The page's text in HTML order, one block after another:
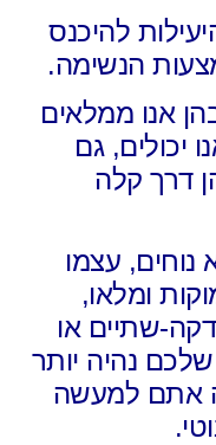
להיכנס
הנשימה.
אנו ממלאים
יכולים,גם
דרך קלה
עצמו
ומלאו,
שתיים או
נהיה יותר
אתם למעשה